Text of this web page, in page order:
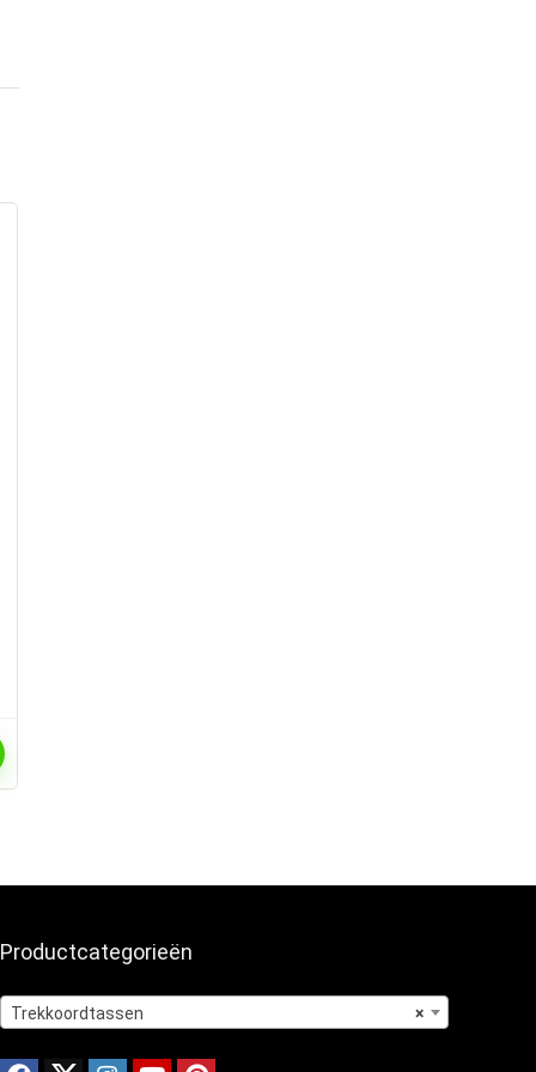
Productcategorieën
×
Trekkoordtassen